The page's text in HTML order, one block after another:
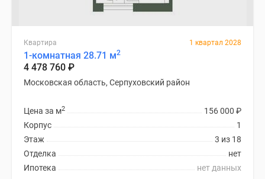
Квартира 1 квартал 2028
1-комнатная 28.71 м2
4 478 760 ₽
Московская область, Серпуховский район
156 000 ₽
Цена за м2
1
Корпус
3 из 18
Этаж
нет
Отделка
нет данных
Ипотека